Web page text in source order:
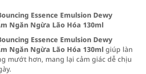
Essence Emulsion Dewy
Ngăn Ngừa Lão Hóa 130ml
Essence Emulsion Dewy
Ngăn Ngừa Lão Hóa 130ml giúp làn
mướt hơn, mang lại cảm giác dễ chịu